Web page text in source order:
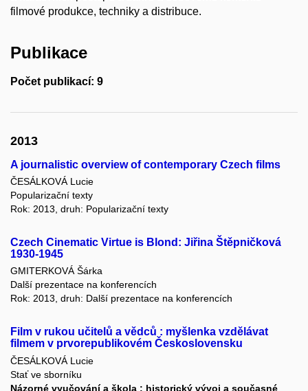
filmové produkce, techniky a distribuce.
Publikace
Počet publikací: 9
2013
A journalistic overview of contemporary Czech films
ČESÁLKOVÁ Lucie
Popularizační texty
Rok: 2013, druh: Popularizační texty
Czech Cinematic Virtue is Blond: Jiřina Štěpničková
1930-1945
GMITERKOVÁ Šárka
Další prezentace na konferencích
Rok: 2013, druh: Další prezentace na konferencích
Film v rukou učitelů a vědců : myšlenka vzdělávat
filmem v prvorepublikovém Československu
ČESÁLKOVÁ Lucie
Stať ve sborníku
Názorné vyučování a škola : historický vývoj a současné